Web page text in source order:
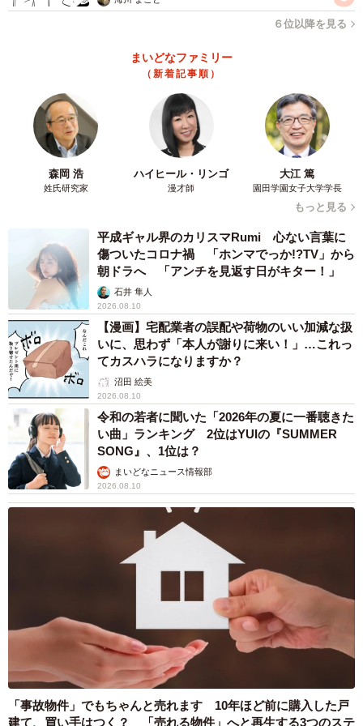
６位以降を見る
まいどなファミリー
（新着記事順）
森岡 浩
姓氏研究家
ハイヒール・リンゴ
漫才師
大江 篤
園田学園女子大学学長
もっと見る
平成ギャル界のカリスマRumi 心ない言葉に
傷ついたコロナ禍 「ホンマでっか!?TV」から
朝ドラへ 「アンチを見返す日がキター！」
石井 隼人
2026.08.10
【漫画】宅配業者の誤配や荷物のいい加減な扱
いに、思わず「本人が謝りに来い！」…これっ
てカスハラになりますか？
沼田 絵美
2026.08.10
令和の若者に聞いた「2026年の夏に一番聴きた
い曲」ランキング 2位はYUIの『SUMMER
SONG』、1位は？
まいどなニュース情報部
2026.08.10
「事故物件」でもちゃんと売れます 10年ほど前に購入した戸
建て、買い手はつく？ 「売れる物件」へと再生する3つのステ